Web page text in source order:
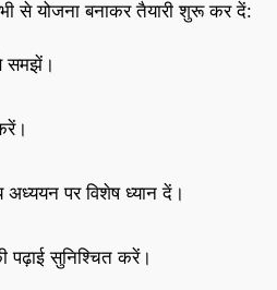
से योजना बनाकर तैयारी शुरू कर दें:
समझें।
अध्ययन पर विशेष ध्यान दें।
पढ़ाई सुनिश्चित करें।